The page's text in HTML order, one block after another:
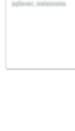
jajčevec, melancana